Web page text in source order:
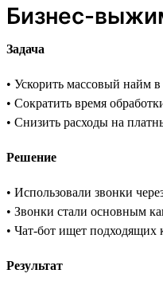
Бизнес-
Задача
• Ускорить массовый найм
• Сократить время
• Снизить расходы на
Решение
• Использовали звонки
• Звонки стали основным
• Чат-бот ищет подходящих
Результат